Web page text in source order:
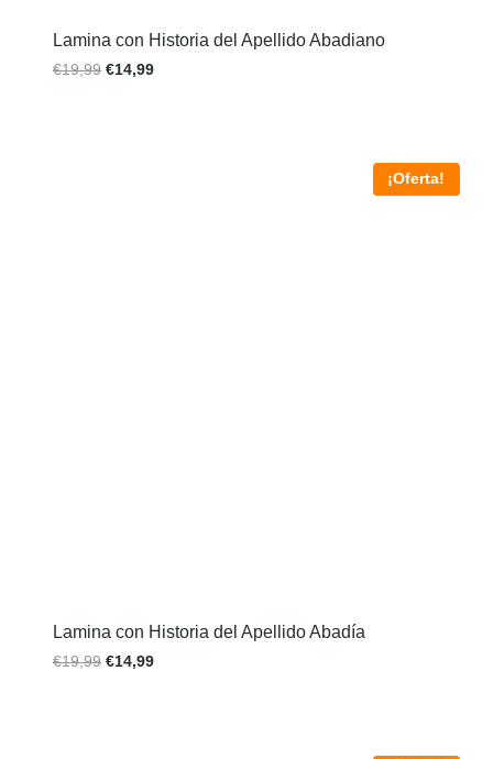
Lamina con Historia del Apellido Abadiano
€19,99 €14,99
¡Oferta!
Lamina con Historia del Apellido Abadía
€19,99 €14,99